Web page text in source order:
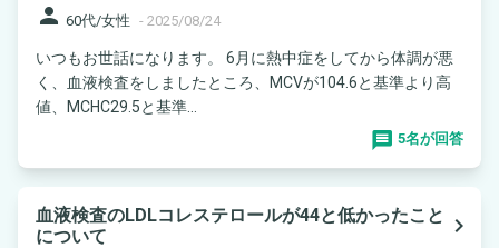
person 60代/女性 - 2025/08/24
いつもお世話になります。 6月に熱中症をしてから体調が悪
く、血液検査をしましたところ、MCVが104.6と基準より高
値、MCHC29.5と基準...
5名が回答
血液検査のLDLコレステロールが44と低かったこと
について
navigate_next